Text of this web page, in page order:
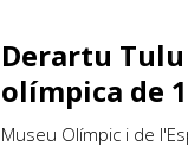
Derartu Tulu
olímpica de
Museu Olímpic i de